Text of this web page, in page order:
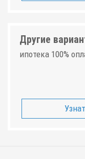
Другие
ипотека 100%